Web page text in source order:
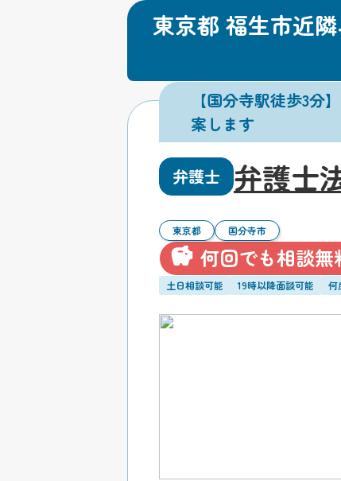
東京都 福生市近
【国分寺駅徒歩3
案します
弁護士 弁護士
東京都 国分寺市
何回でも相談無
土日相談可能 19時以降面談可能 何